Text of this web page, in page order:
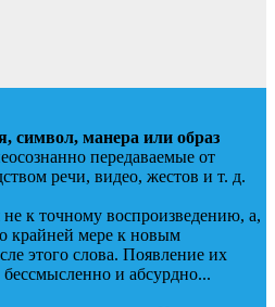
символ, манера или образ
передаваемые от
речи, видео, жестов и т. д.
не к точному воспроизведению, а,
крайней мере к новым
этого слова. Появление их
и абсурдно...